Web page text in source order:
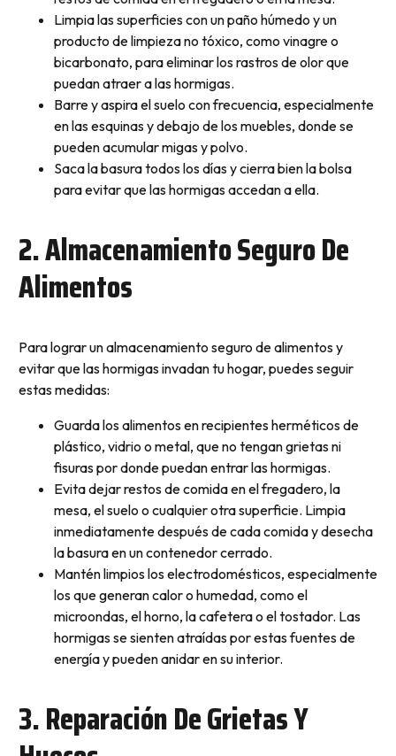
Limpia las superficies con un paño húmedo y un
producto de limpieza no tóxico, como vinagre o
bicarbonato, para eliminar los rastros de olor que
puedan atraer a las hormigas.
Barre y aspira el suelo con frecuencia, especialmente
en las esquinas y debajo de los muebles, donde se
pueden acumular migas y polvo.
Saca la basura todos los días y cierra bien la bolsa
para evitar que las hormigas accedan a ella.
2. Almacenamiento Seguro De
Alimentos
Para lograr un almacenamiento seguro de alimentos y
evitar que las hormigas invadan tu hogar, puedes seguir
estas medidas:
Guarda los alimentos en recipientes herméticos de
plástico, vidrio o metal, que no tengan grietas ni
fisuras por donde puedan entrar las hormigas.
Evita dejar restos de comida en el fregadero, la
mesa, el suelo o cualquier otra superficie. Limpia
inmediatamente después de cada comida y desecha
la basura en un contenedor cerrado.
Mantén limpios los electrodomésticos, especialmente
los que generan calor o humedad, como el
microondas, el horno, la cafetera o el tostador. Las
hormigas se sienten atraídas por estas fuentes de
energía y pueden anidar en su interior.
3. Reparación De Grietas Y